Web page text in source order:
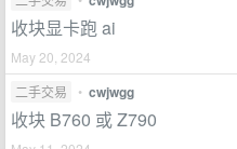
收块显卡跑 ai
May 20, 2024
二手交易
• cwjwgg
收块 B760 或 Z790